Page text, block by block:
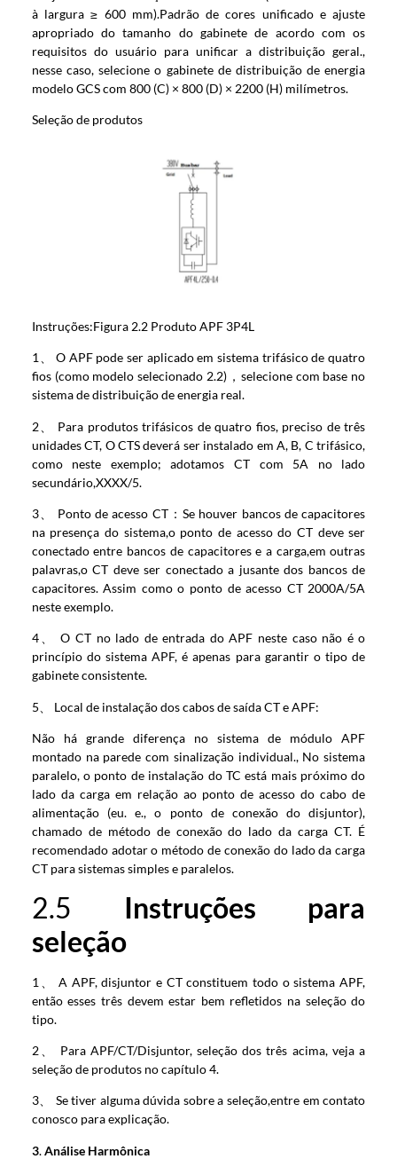
à largura ≥ 600 mm).Padrão de cores unificado e ajuste
apropriado do tamanho do gabinete de acordo com os
requisitos do usuário para unificar a distribuição geral.,
nesse caso, selecione o gabinete de distribuição de energia
modelo GCS com 800 (C) × 800 (D) × 2200 (H) milímetros.
Seleção de produtos
Instruções:Figura 2.2 Produto APF 3P4L
1、 O APF pode ser aplicado em sistema trifásico de quatro
fios (como modelo selecionado 2.2)，selecione com base no
sistema de distribuição de energia real.
2、 Para produtos trifásicos de quatro fios, preciso de três
unidades CT, O CTS deverá ser instalado em A, B, C trifásico,
como neste exemplo; adotamos CT com 5A no lado
secundário,XXXX/5.
3、 Ponto de acesso CT：Se houver bancos de capacitores
na presença do sistema,o ponto de acesso do CT deve ser
conectado entre bancos de capacitores e a carga,em outras
palavras,o CT deve ser conectado a jusante dos bancos de
capacitores. Assim como o ponto de acesso CT 2000A/5A
neste exemplo.
4、 O CT no lado de entrada do APF neste caso não é o
princípio do sistema APF, é apenas para garantir o tipo de
gabinete consistente.
5、 Local de instalação dos cabos de saída CT e APF:
Não há grande diferença no sistema de módulo APF
montado na parede com sinalização individual., No sistema
paralelo, o ponto de instalação do TC está mais próximo do
lado da carga em relação ao ponto de acesso do cabo de
alimentação (eu. e., o ponto de conexão do disjuntor),
chamado de método de conexão do lado da carga CT. É
recomendado adotar o método de conexão do lado da carga
CT para sistemas simples e paralelos.
2.5 Instruções para
seleção
1、 A APF, disjuntor e CT constituem todo o sistema APF,
então esses três devem estar bem refletidos na seleção do
tipo.
2、 Para APF/CT/Disjuntor, seleção dos três acima, veja a
seleção de produtos no capítulo 4.
3、 Se tiver alguma dúvida sobre a seleção,entre em contato
conosco para explicação.
3.Análise Harmônica